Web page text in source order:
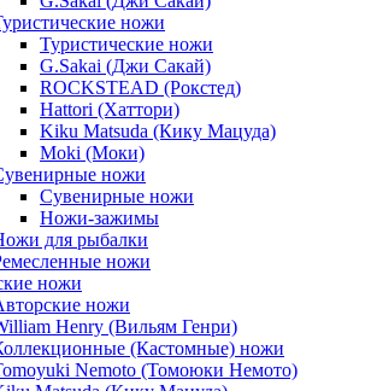
ножи
Туристические ножи
G.Sakai (Джи Сакай)
ROCKSTEAD (Рокстед)
Hattori (Хаттори)
Kiku Matsuda (Кику Мацуда)
Moki (Моки)
ножи
Сувенирные ножи
Ножи-зажимы
для рыбалки
ножи
ножи
ножи
Henry (Вильям Генри)
(Кастомные) ножи
Nemoto (Томоюки Немото)